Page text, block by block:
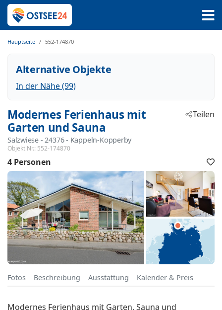
Hauptseite 552-174870
Alternative Objekte
In der Nähe (99)
Modernes Ferienhaus mit
Garten und Sauna
Salzwiese - 24376 - Kappeln-Kopperby
Objekt Nr.: 552-174870
Teilen
4 Personen
Fotos Beschreibung Ausstattung Kalender & Preis
Modernes Ferienhaus mit Garten, Sauna und